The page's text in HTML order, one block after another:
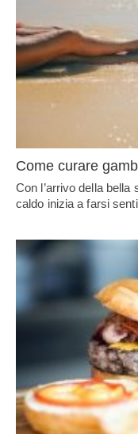
Come curare
Con l’arrivo della bella
caldo inizia a farsi